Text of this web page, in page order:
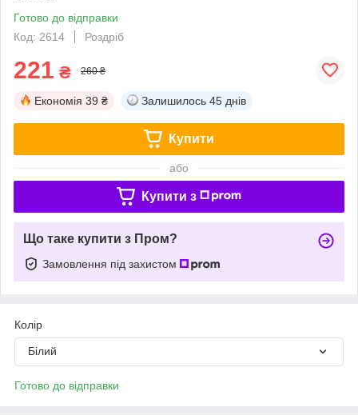
Готово до відправки
Код: 2614
Роздріб
221 ₴ 260 ₴
Економія 39 ₴ Залишилось 45 днів
Купити
або
Купити з
Що таке купити з Пром?
Замовлення під захистом
Колір
Білий
Готово до відправки